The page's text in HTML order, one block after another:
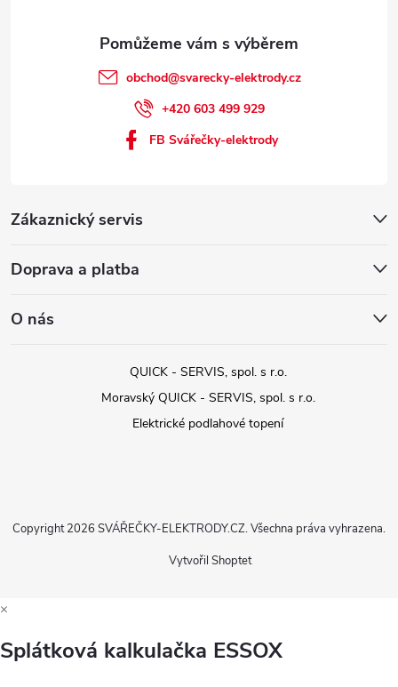
Zákaznický servis
Doprava a platba
O nás
obchod@svarecky-elektrody.cz
+420 603 499 929
FB Svářečky-elektrody
QUICK - SERVIS, spol. s r.o.
Moravský QUICK - SERVIS, spol. s r.o.
Elektrické podlahové topení
Vytvořil Shoptet
Copyright 2026 SVÁŘEČKY-ELEKTRODY.CZ. Všechna práva vyhrazena.
×
Splátková kalkulačka ESSOX